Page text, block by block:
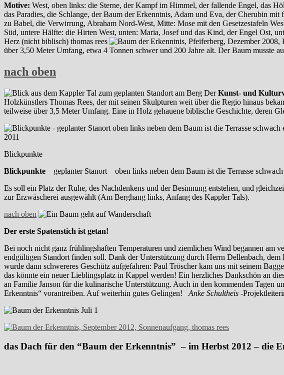
Motive: West, oben links: die Sterne, der Kampf im Himmel, der fallende Engel, das
das Paradies, die Schlange, der Baum der Erkenntnis, Adam und Eva, der Cherubin
zu Babel, die Verwirrung, Abraham Nord-West, Mitte: Mose mit den Gesetzestafeln
Süd, untere Hälfte: die Hirten West, unten: Maria, Josef und das Kind, der Engel Ost,
Herz (nicht biblisch) thomas rees
über 3,50 Meter Umfang, etwa 4 Tonnen schwer und 200 Jahre alt. Der Baum musste
nach oben
DerKunst- und
Holzkünstlers Thomas Rees, der mit seinen Skulpturen weit über die Regio hinaus
teilweise über 3,5 Meter Umfang. Eine in Holz gehauene biblische Geschichte, deren
Blickpunkte
Blickpunkte – geplanter Stanort oben links neben dem Baum ist die Terrasse
Es soll ein Platz der Ruhe, des Nachdenkens und der Besinnung entstehen, und
zur Erzwäscherei ausgewählt (Am Berghang links, Anfang des Kappler Tals).
nach oben
Der erste Spatenstich ist getan!
Bei noch nicht ganz frühlingshaften Temperaturen und ziemlichen Wind begannen am
endgültigen Standort finden soll. Dank der Unterstützung durch Herrn Dellenbach,
wurde dann schwereres Geschütz aufgefahren: Paul Tröscher kam uns mit seinem
das könnte ein neuer Lieblingsplatz in Kappel werden! Ein herzliches Dankschön an
an Familie Janson für die kulinarische Unterstützung. Auch in den kommenden Tagen
Erkenntnis“ vorantreiben. Auf weiterhin gutes Gelingen! Anke Schultheis -
das Dach für den “Baum der Erkenntnis” – im Herbst 2012 – die